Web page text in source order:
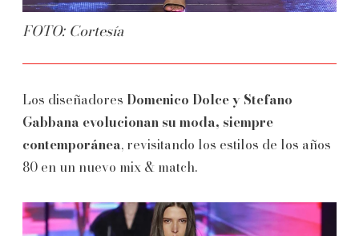
FOTO: Cortesía
Los diseñadores Domenico Dolce y Stefano
Gabbana evolucionan su moda, siempre
contemporánea, revisitando los estilos de los años
80 en un nuevo mix & match.